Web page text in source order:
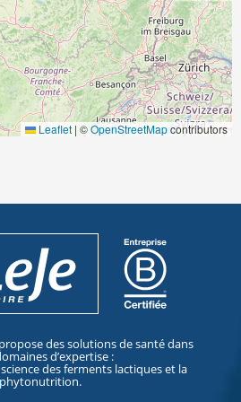
Leaflet | ©OpenStreetMapcontributors
des solutions de santé dans
d’expertise :
des ferments lactiques et la
phytonutrition.